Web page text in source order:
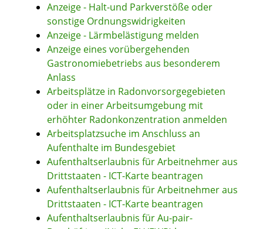
Anzeige - Halt-und Parkverstöße oder
sonstige Ordnungswidrigkeiten
Anzeige - Lärmbelästigung melden
Anzeige eines vorübergehenden
Gastronomiebetriebs aus besonderem
Anlass
Arbeitsplätze in Radonvorsorgegebieten
oder in einer Arbeitsumgebung mit
erhöhter Radonkonzentration anmelden
Arbeitsplatzsuche im Anschluss an
Aufenthalte im Bundesgebiet
Aufenthaltserlaubnis für Arbeitnehmer aus
Drittstaaten - ICT-Karte beantragen
Aufenthaltserlaubnis für Arbeitnehmer aus
Drittstaaten - ICT-Karte beantragen
Aufenthaltserlaubnis für Au-pair-